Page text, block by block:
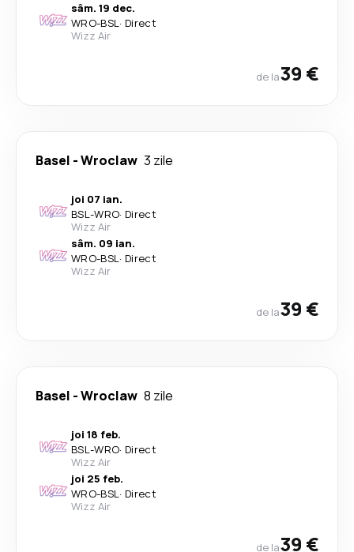
sâm. 19 dec.
WRO-BSL· Direct
Wizz Air
de la39 €
Basel -Wroclaw 3 zile
joi 07 ian.
BSL-WRO· Direct
Wizz Air
sâm. 09 ian.
WRO-BSL· Direct
Wizz Air
de la39 €
Basel -Wroclaw 8 zile
joi 18 feb.
BSL-WRO· Direct
Wizz Air
joi 25 feb.
WRO-BSL· Direct
Wizz Air
de la39 €